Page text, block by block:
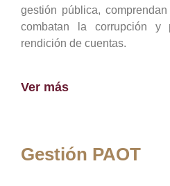
gestión pública,
combatan la corrupción y
rendición de cuentas.
Ver más
Gestión PAOT